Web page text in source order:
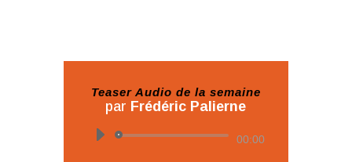
Teaser Audio de la semaine
par Frédéric Palierne
Lecteur
00:00